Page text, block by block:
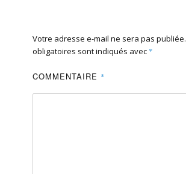
Votre adresse e-mail ne sera pas publiée.
obligatoires sont indiqués avec *
COMMENTAIRE *